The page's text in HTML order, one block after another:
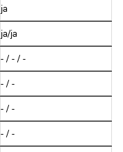
ja
ja/ja
- / - / -
- / -
- / -
- / -